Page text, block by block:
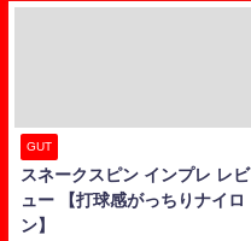
GUT
スネークスピン インプレ レビ
ュー 【打球感がっちりナイロ
ン】